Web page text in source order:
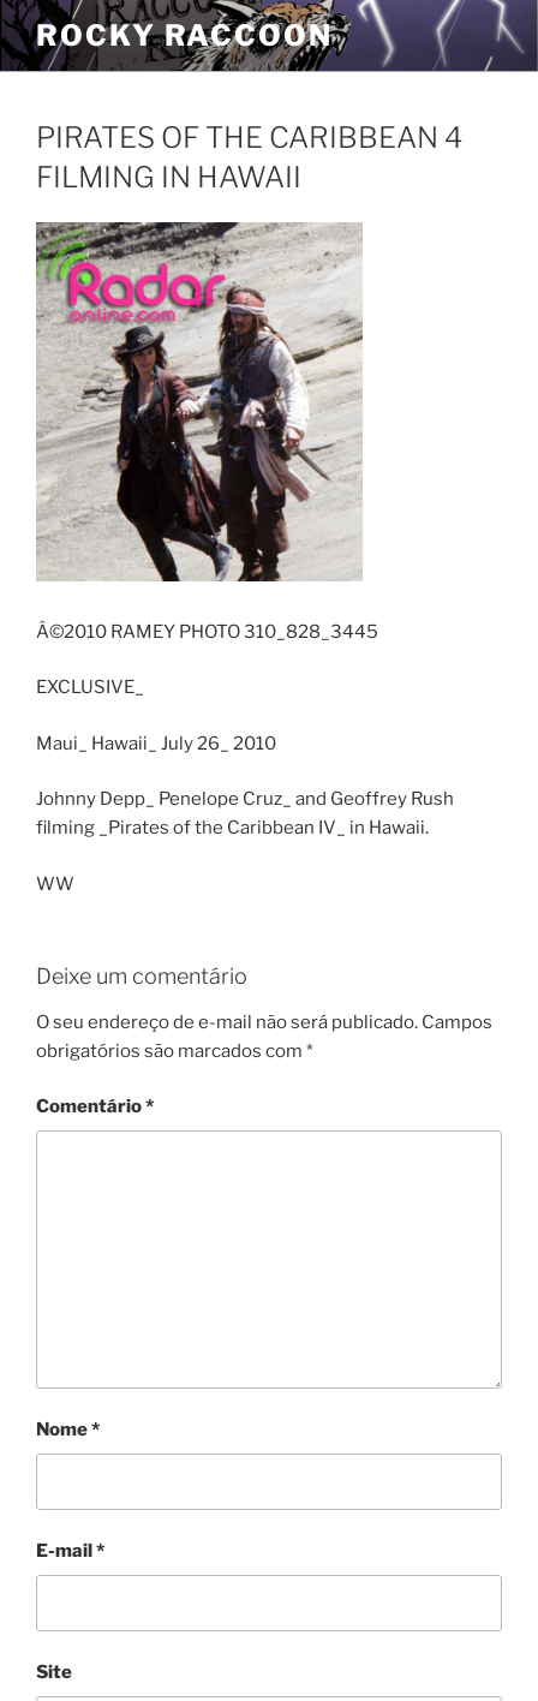
Pular
para
o
ROCKY RACCOON
PIRATES OF THE CARIBBEAN 4
FILMING IN HAWAII
Â©2010 RAMEY PHOTO 310_828_3445
EXCLUSIVE_
Maui_ Hawaii_ July 26_ 2010
Johnny Depp_ Penelope Cruz_ and Geoffrey Rush
filming _Pirates of the Caribbean IV_ in Hawaii.
WW
Deixe um comentário
O seu endereço de e-mail não será publicado. Campos
obrigatórios são marcados com *
Comentário*
Nome*
E-mail*
Site